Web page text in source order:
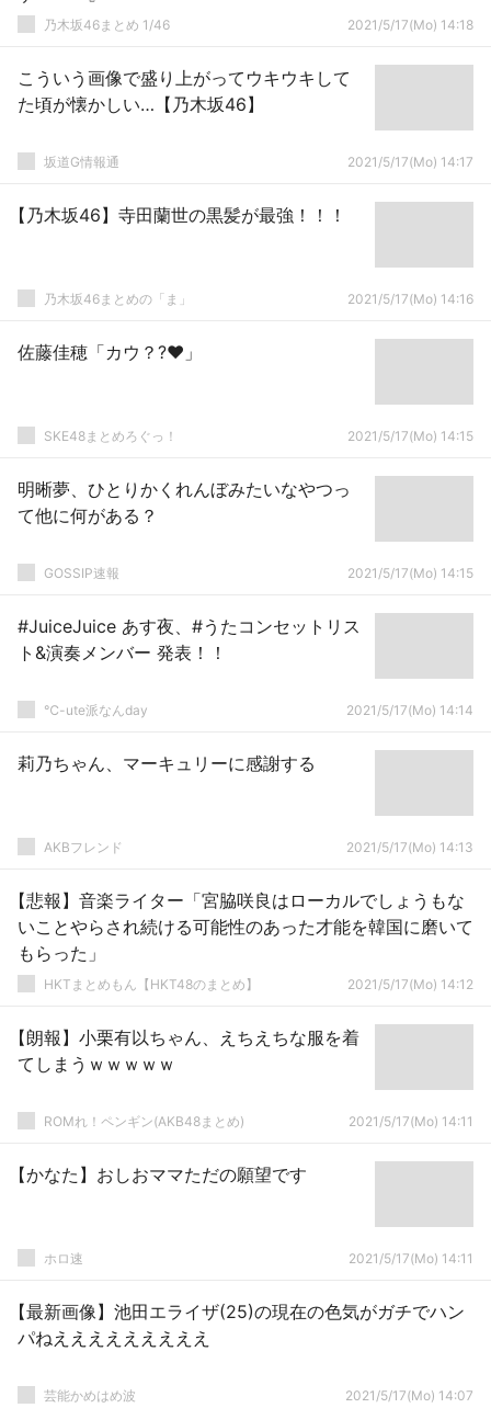
乃木坂46まとめ 1/46 2021/5/17(Mo) 14:18
こういう画像で盛り上がってウキウキして
た頃が懐かしい…【乃木坂46】
坂道G情報通 2021/5/17(Mo) 14:17
【乃木坂46】寺田蘭世の黒髪が最強！！！
乃木坂46まとめの「ま」 2021/5/17(Mo) 14:16
佐藤佳穂「カウ？?❤️」
SKE48まとめろぐっ！ 2021/5/17(Mo) 14:15
明晰夢、ひとりかくれんぼみたいなやつっ
て他に何がある？
GOSSIP速報 2021/5/17(Mo) 14:15
#JuiceJuice あす夜、#うたコンセットリス
ト&演奏メンバー 発表！！
℃-ute派なんday 2021/5/17(Mo) 14:14
莉乃ちゃん、マーキュリーに感謝する
AKBフレンド 2021/5/17(Mo) 14:13
【悲報】音楽ライター「宮脇咲良はローカルでしょうもな
いことやらされ続ける可能性のあった才能を韓国に磨いて
もらった」
HKTまとめもん【HKT48のまとめ】 2021/5/17(Mo) 14:12
【朗報】小栗有以ちゃん、えちえちな服を着
てしまうｗｗｗｗｗ
ROMれ！ペンギン(AKB48まとめ) 2021/5/17(Mo) 14:11
【かなた】おしおママただの願望です
ホロ速 2021/5/17(Mo) 14:11
【最新画像】池田エライザ(25)の現在の色気がガチでハン
パねえええええええええ
芸能かめはめ波 2021/5/17(Mo) 14:07